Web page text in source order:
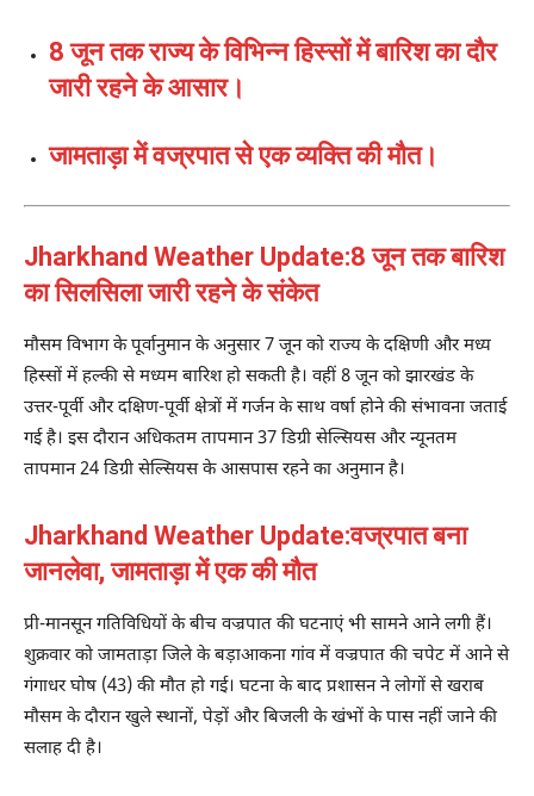
8 जून तक राज्य के विभिन्न हिस्सों में बारिश का दौर
जारी रहने के आसार।
जामताड़ा में वज्रपात से एक व्यक्ति की मौत।
Jharkhand Weather Update:8 जून तक बारिश
का सिलसिला जारी रहने के संकेत
मौसम विभाग के पूर्वानुमान के अनुसार 7 जून को राज्य के दक्षिणी और मध्य
हिस्सों में हल्की से मध्यम बारिश हो सकती है। वहीं 8 जून को झारखंड के
उत्तर-पूर्वी और दक्षिण-पूर्वी क्षेत्रों में गर्जन के साथ वर्षा होने की संभावना जताई
गई है। इस दौरान अधिकतम तापमान 37 डिग्री सेल्सियस और न्यूनतम
तापमान 24 डिग्री सेल्सियस के आसपास रहने का अनुमान है।
Jharkhand Weather Update:वज्रपात बना
जानलेवा, जामताड़ा में एक की मौत
प्री-मानसून गतिविधियों के बीच वज्रपात की घटनाएं भी सामने आने लगी हैं।
शुक्रवार को जामताड़ा जिले के बड़ाआकना गांव में वज्रपात की चपेट में आने से
गंगाधर घोष (43) की मौत हो गई। घटना के बाद प्रशासन ने लोगों से खराब
मौसम के दौरान खुले स्थानों, पेड़ों और बिजली के खंभों के पास नहीं जाने की
सलाह दी है।